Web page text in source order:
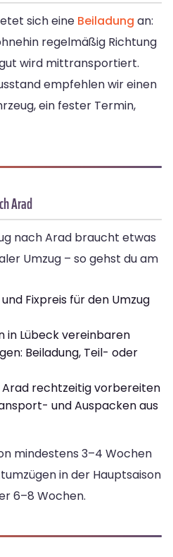
sich eine Beiladung an:
regelmäßig Richtung
wird mittransportiert.
empfehlen wir einen
ein fester Termin,
Arad
nach Arad braucht etwas
Umzug – so gehst du am
Fixpreis für den Umzug
in Lübeck vereinbaren
Beiladung, Teil- oder
rechtzeitig vorbereiten
und Auspacken aus
mindestens 3–4 Wochen
in der Hauptsaison
6–8 Wochen.